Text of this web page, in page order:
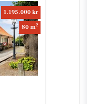
1.195.000 kr
80 m2